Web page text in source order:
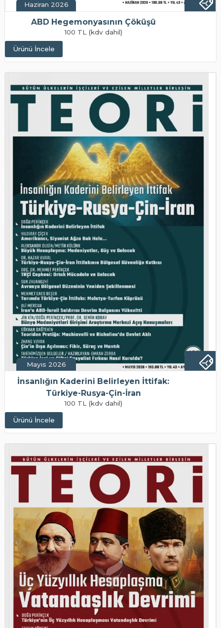
Haziran 2026
ABD Hegemonyasının Çöküşü
100 TL (kdv dahil)
Ürünü İncele
Mayıs 2026
İnsanlığın Kaderini Belirleyen İttifak:
Türkiye-Rusya-Çin-İran
100 TL (kdv dahil)
Ürünü İncele